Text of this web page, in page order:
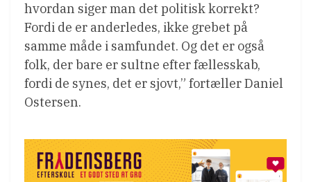
hvordan siger man det politisk korrekt?
Fordi de er anderledes, ikke grebet på
samme måde i samfundet. Og det er også
folk, der bare er sultne efter fællesskab,
fordi de synes, det er sjovt,” fortæller Daniel
Ostersen.